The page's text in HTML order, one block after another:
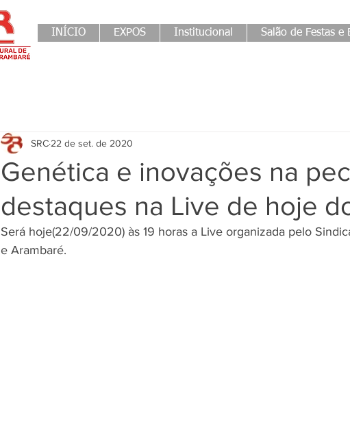
INÍCIO EXPOS Institucional Salão de Festas e
Genética e inovações na
destaques na Live de hoje
SRC 22 de set. de 2020
Será hoje(22/09/2020) às 19 horas a Live organizada pelo
e Arambaré.